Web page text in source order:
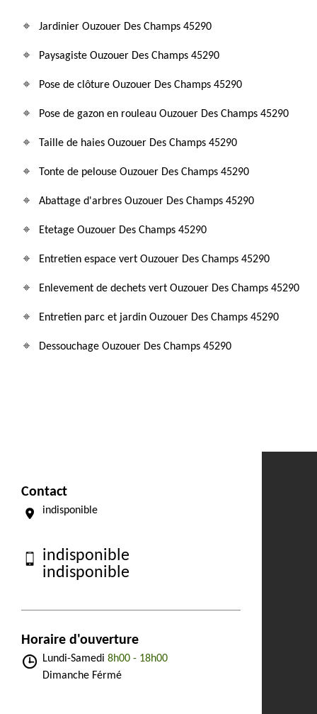
Jardinier Ouzouer Des Champs 45290
Paysagiste Ouzouer Des Champs 45290
Pose de clôture Ouzouer Des Champs 45290
Pose de gazon en rouleau Ouzouer Des Champs 45290
Taille de haies Ouzouer Des Champs 45290
Tonte de pelouse Ouzouer Des Champs 45290
Abattage d'arbres Ouzouer Des Champs 45290
Etetage Ouzouer Des Champs 45290
Entretien espace vert Ouzouer Des Champs 45290
Enlevement de dechets vert Ouzouer Des Champs 45290
Entretien parc et jardin Ouzouer Des Champs 45290
Dessouchage Ouzouer Des Champs 45290
Contact
indisponible
indisponible
indisponible
Horaire d'ouverture
Lundi-Samedi 8h00 - 18h00
Dimanche Férmé